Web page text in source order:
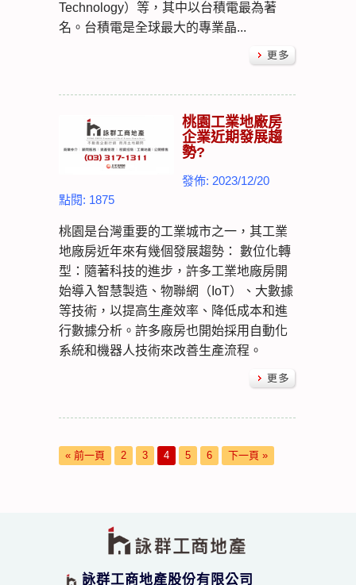
Technology）等，其中以台積電最為著
名。台積電是全球最大的專業晶...
桃園工業地廠房
企業近期發展趨
勢?
發佈: 2023/12/20
點閱: 1875
桃園是台灣重要的工業城市之一，其工業
地廠房近年來有幾個發展趨勢： 數位化轉
型：隨著科技的進步，許多工業地廠房開
始導入智慧製造、物聯網（IoT）、大數據
等技術，以提高生產效率、降低成本和進
行數據分析。許多廠房也開始採用自動化
系統和機器人技術來改善生產流程。
« 前一頁 2 3 4 5 6 下一頁 »
詠群工商地產股份有限公司